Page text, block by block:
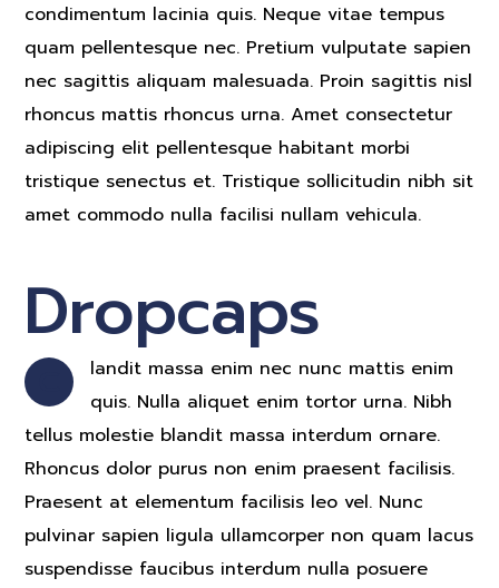
condimentum lacinia quis. Neque vitae tempus
quam pellentesque nec. Pretium vulputate sapien
nec sagittis aliquam malesuada. Proin sagittis nisl
rhoncus mattis rhoncus urna. Amet consectetur
adipiscing elit pellentesque habitant morbi
tristique senectus et. Tristique sollicitudin nibh sit
amet commodo nulla facilisi nullam vehicula.
Dropcaps
landit massa enim nec nunc mattis enim
quis. Nulla aliquet enim tortor urna. Nibh
tellus molestie blandit massa interdum ornare.
Rhoncus dolor purus non enim praesent facilisis.
Praesent at elementum facilisis leo vel. Nunc
pulvinar sapien ligula ullamcorper non quam lacus
suspendisse faucibus interdum nulla posuere